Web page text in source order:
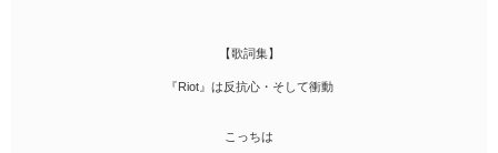
【歌詞集】
『Riot』は反抗心・そして衝動
こっちは